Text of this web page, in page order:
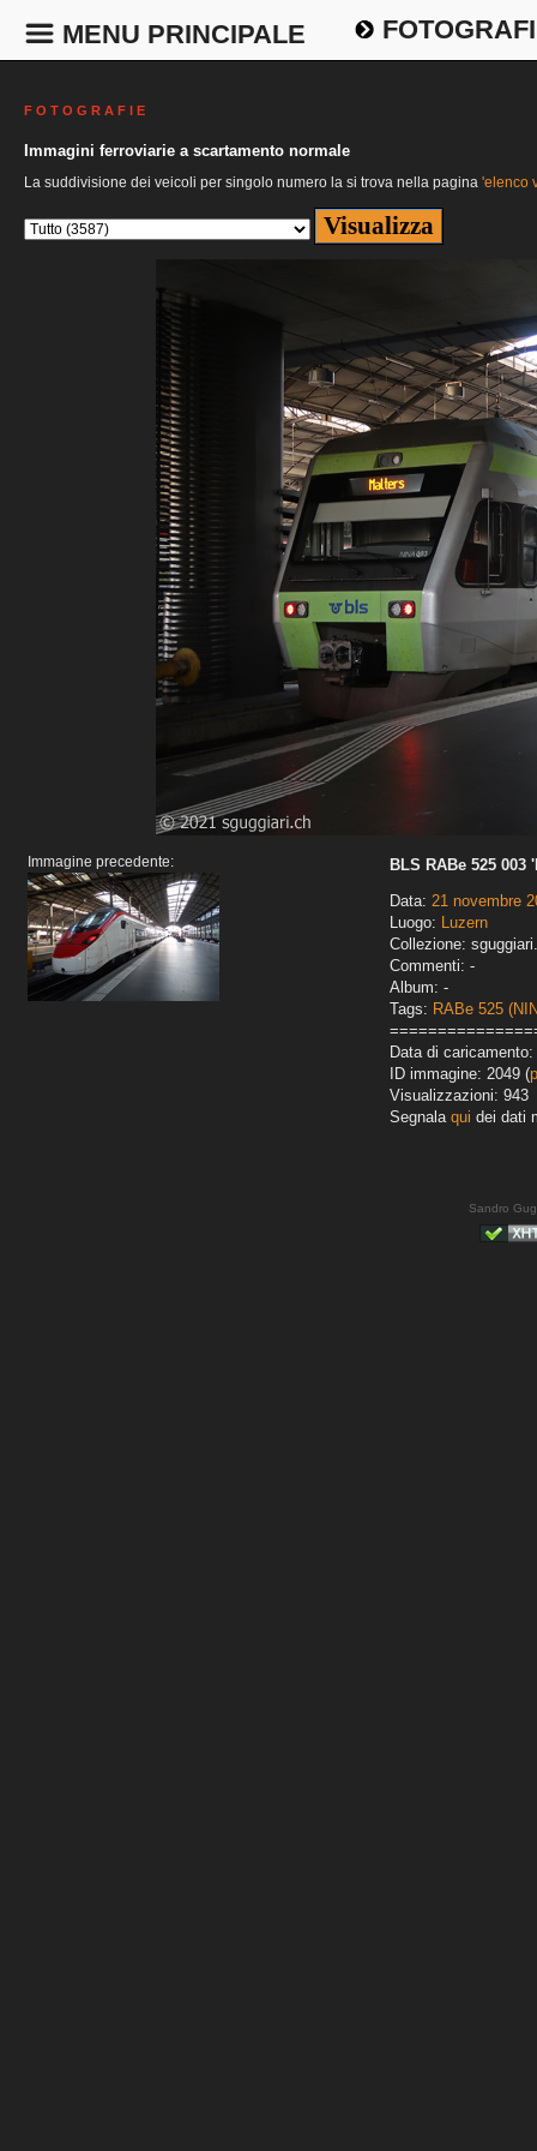
MENU PRINCIPALE
F O T O G R A F I E
Immagini ferroviarie a scartamento normale
La suddivisione dei veicoli per singolo numero la si trova nella pagina 'elenco
Immagine precedente:
BLS RABe 525 003
Data: 21 novembre
Luogo: Luzern
Collezione:
Commenti: -
Album: -
Tags: RABe 525
Data di
ID immagine: 2049 (
Visualizzazioni: 943
Segnala qui dei dati
Sandro